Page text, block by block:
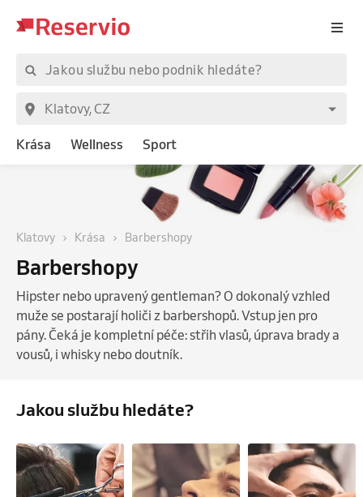
Krása Wellness Sport
Klatovy Krása Barbershopy
Barbershopy
Hipster nebo upravený gentleman? O dokonalý vzhled
muže se postarají holiči z barbershopů. Vstup jen pro
pány. Čeká je kompletní péče: střih vlasů, úprava brady a
vousů, i whisky nebo doutník.
Jakou službu hledáte?